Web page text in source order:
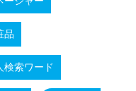
品
検索ワード